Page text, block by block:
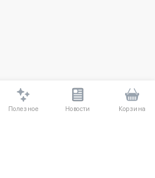
Полезное Новости Корзина